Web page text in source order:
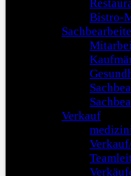
Bistro-
Verkauf